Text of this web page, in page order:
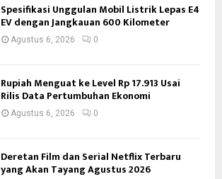
Spesifikasi Unggulan Mobil Listrik Lepas E4
EV dengan Jangkauan 600 Kilometer
Agustus 6, 2026 0
Rupiah Menguat ke Level Rp 17.913 Usai
Rilis Data Pertumbuhan Ekonomi
Agustus 6, 2026 0
Deretan Film dan Serial Netflix Terbaru
yang Akan Tayang Agustus 2026